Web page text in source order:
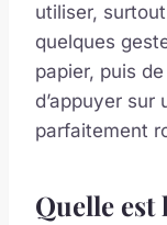
utiliser,
quelques
papier, puis
d’appuyer
parfaitement
Quelle